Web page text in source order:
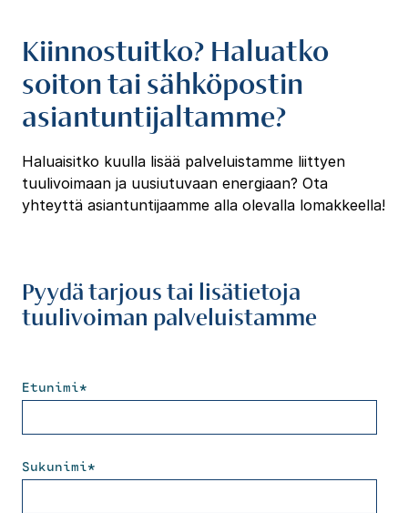
Kiinnostuitko? Haluatko
soiton tai sähköpostin
asiantuntijaltamme?
Haluaisitko kuulla lisää palveluistamme liittyen
tuulivoimaan ja uusiutuvaan energiaan? Ota
yhteyttä asiantuntijaamme alla olevalla lomakkeella!
Pyydä tarjous tai lisätietoja
tuulivoiman palveluistamme
Etunimi*
Sukunimi*